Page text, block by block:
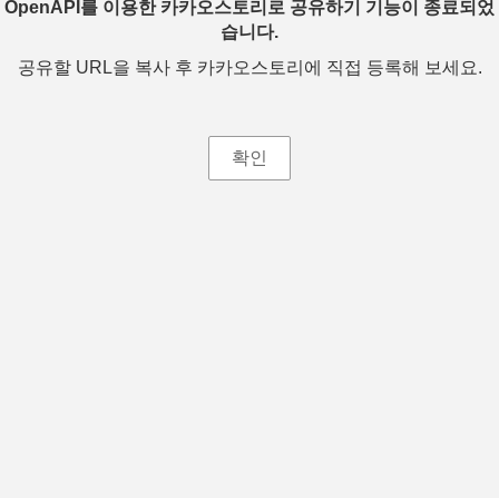
OpenAPI를 이용한 카카오스토리로 공유하기 기능이 종료되었
습니다.
공유할 URL을 복사 후 카카오스토리에 직접 등록해 보세요.
확인